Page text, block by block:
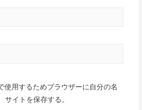
使用するためブラウザーに自分の名
サイトを保存する。